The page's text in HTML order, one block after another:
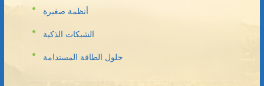
أنظمة صغيرة
الشبكات الذكية
حلول الطاقة المستدامة